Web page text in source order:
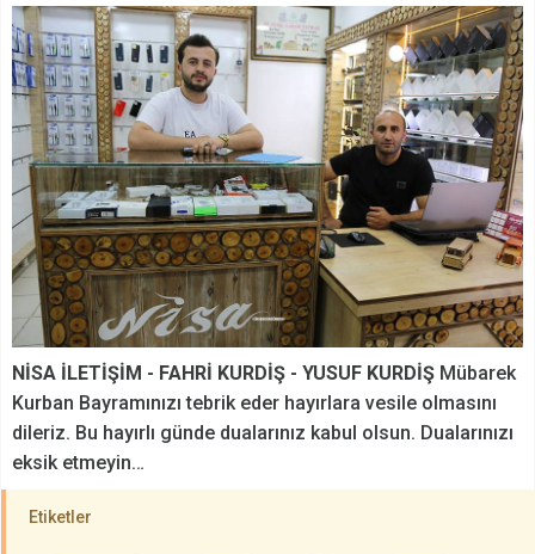
NİSA İLETİŞİM - FAHRİ KURDİŞ - YUSUF KURDİŞ Mübarek
Kurban Bayramınızı tebrik eder hayırlara vesile olmasını
dileriz. Bu hayırlı günde dualarınız kabul olsun. Dualarınızı
eksik etmeyin…
Etiketler